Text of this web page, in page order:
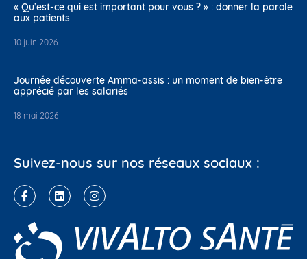
« Qu’est-ce qui est important pour vous ? » : donner la parole
aux patients
10 juin 2026
Journée découverte Amma-assis : un moment de bien-être
apprécié par les salariés
18 mai 2026
Suivez-nous sur nos réseaux sociaux :